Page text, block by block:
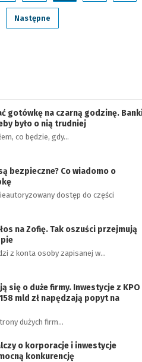
Następne
gotówkę na czarną godzinę.
było o nią trudniej
co będzie, gdy…
bezpieczne? Co wiadomo o
dostęp do części
na Zofię. Tak oszuści przejmują
z konta osoby zapisanej w…
się o duże firmy. Inwestycje z KPO
mld zł napędzają popyt na
dużych firm…
o korporacje i inwestycje
konkurencję